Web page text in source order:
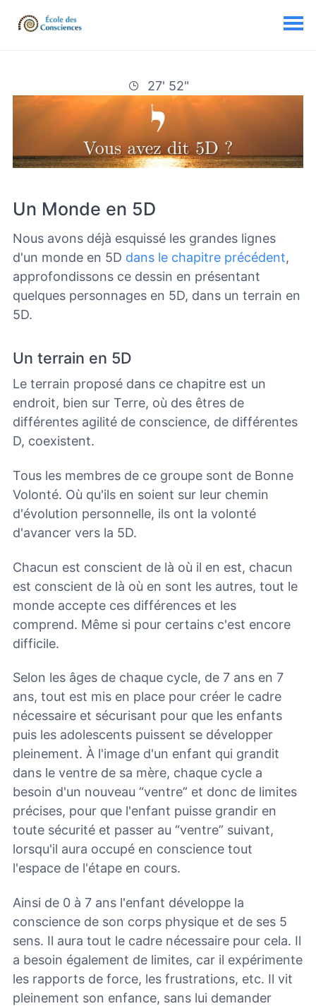
27' 52"
Un Monde en 5D
Nous avons déjà esquissé les grandes lignes
d'un monde en 5D dans le chapitre précédent,
approfondissons ce dessin en présentant
quelques personnages en 5D, dans un terrain en
5D.
Un terrain en 5D
Le terrain proposé dans ce chapitre est un
endroit, bien sur Terre, où des êtres de
différentes agilité de conscience, de différentes
D, coexistent.
Tous les membres de ce groupe sont de Bonne
Volonté. Où qu'ils en soient sur leur chemin
d'évolution personnelle, ils ont la volonté
d'avancer vers la 5D.
Chacun est conscient de là où il en est, chacun
est conscient de là où en sont les autres, tout le
monde accepte ces différences et les
comprend. Même si pour certains c'est encore
difficile.
Selon les âges de chaque cycle, de 7 ans en 7
ans, tout est mis en place pour créer le cadre
nécessaire et sécurisant pour que les enfants
puis les adolescents puissent se développer
pleinement. À l'image d'un enfant qui grandit
dans le ventre de sa mère, chaque cycle a
besoin d'un nouveau “ventre” et donc de limites
précises, pour que l'enfant puisse grandir en
toute sécurité et passer au “ventre” suivant,
lorsqu'il aura occupé en conscience tout
l'espace de l'étape en cours.
Ainsi de 0 à 7 ans l'enfant développe la
conscience de son corps physique et de ses 5
sens. Il aura tout le cadre nécessaire pour cela. Il
a besoin également de limites, car il expérimente
les rapports de force, les frustrations, etc. Il vit
pleinement son enfance, sans lui demander